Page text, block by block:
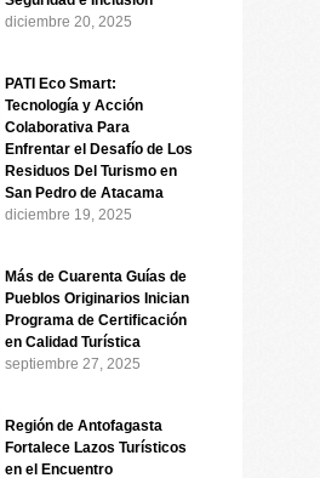
diciembre 20, 2025
PATI Eco Smart:
Tecnología y Acción
Colaborativa Para
Enfrentar el Desafío de Los
Residuos Del Turismo en
San Pedro de Atacama
diciembre 19, 2025
Más de Cuarenta Guías de
Pueblos Originarios Inician
Programa de Certificación
en Calidad Turística
septiembre 27, 2025
Región de Antofagasta
Fortalece Lazos Turísticos
en el Encuentro